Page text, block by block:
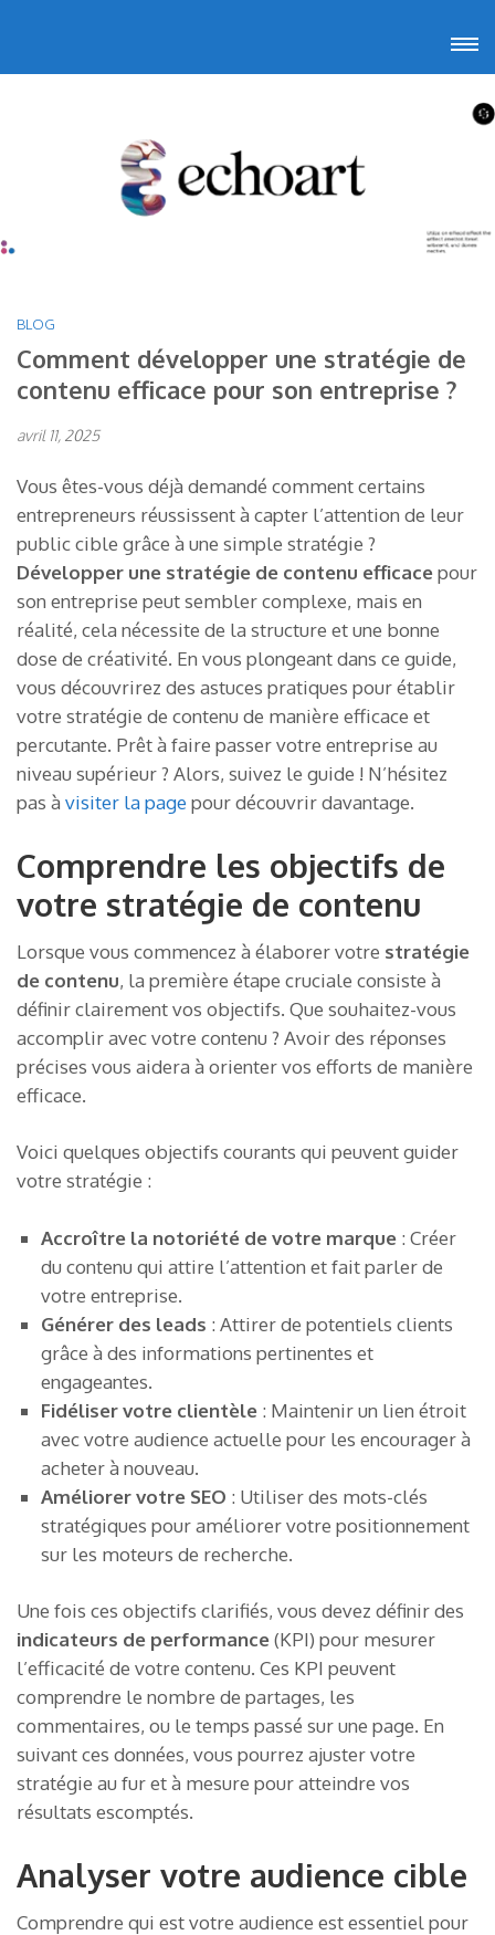
contenu
BLOG
Comment développer une stratégie de
contenu efficace pour son entreprise ?
avril 11, 2025
Vous êtes-vous déjà demandé comment certains
entrepreneurs réussissent à capter l’attention de leur
public cible grâce à une simple stratégie ?
Développer une stratégie de contenu efficacepour
son entreprise peut sembler complexe, mais en
réalité, cela nécessite de la structure et une bonne
dose de créativité. En vous plongeant dans ce guide,
vous découvrirez des astuces pratiques pour établir
votre stratégie de contenu de manière efficace et
percutante. Prêt à faire passer votre entreprise au
niveau supérieur ? Alors, suivez le guide ! N’hésitez
pas à visiter la pagepour découvrir davantage.
Comprendre les objectifs de
votre stratégie de contenu
Lorsque vous commencez à élaborer votre stratégie
de contenu, la première étape cruciale consiste à
définir clairement vos objectifs. Que souhaitez-vous
accomplir avec votre contenu ? Avoir des réponses
précises vous aidera à orienter vos efforts de manière
efficace.
Voici quelques objectifs courants qui peuvent guider
votre stratégie :
Accroître la notoriété de votre marque : Créer
du contenu qui attire l’attention et fait parler de
votre entreprise.
Générer des leads : Attirer de potentiels clients
grâce à des informations pertinentes et
engageantes.
Fidéliser votre clientèle : Maintenir un lien étroit
avec votre audience actuelle pour les encourager à
acheter à nouveau.
Améliorer votre SEO : Utiliser des mots-clés
stratégiques pour améliorer votre positionnement
sur les moteurs de recherche.
Une fois ces objectifs clarifiés, vous devez définir des
indicateurs de performance(KPI) pour mesurer
l’efficacité de votre contenu. Ces KPI peuvent
comprendre le nombre de partages, les
commentaires, ou le temps passé sur une page. En
suivant ces données, vous pourrez ajuster votre
stratégie au fur et à mesure pour atteindre vos
résultats escomptés.
Analyser votre audience cible
Comprendre qui est votre audience est essentiel pour